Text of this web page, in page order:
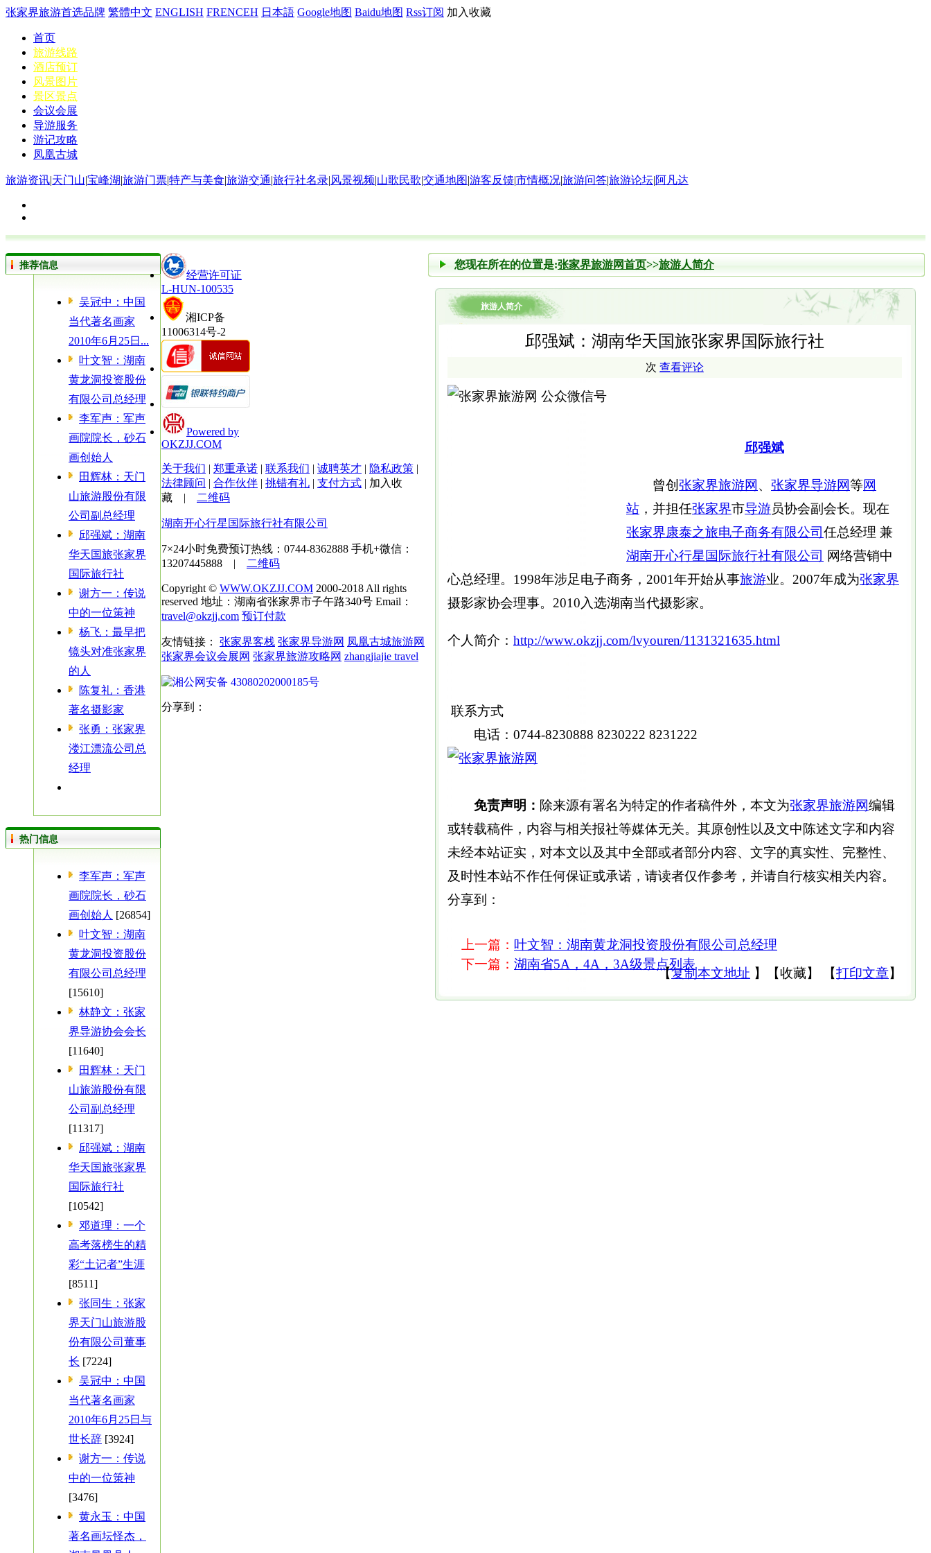
张家界旅游首选品牌 繁體中文 ENGLISH FRENCEH 日本語 Google地图 Baidu地图 Rss订阅 加入收藏
首页
旅游线路
酒店预订
风景图片
景区景点
会议会展
导游服务
游记攻略
凤凰古城
旅游资讯|天门山|宝峰湖|旅游门票|特产与美食|旅游交通|旅行社名录|风景视频|山歌民歌|交通地图|游客反馈|市情概况|旅游问答|旅游论坛|阿凡达
您现在所在的位置是:张家界旅游网首页>>旅游人简介
旅游人简介
邱强斌：湖南华天国旅张家界国际旅行社
次 查看评论
邱强斌
曾创 张家界旅游网 、 张家界导游网等网
站 ，并担任张家界市导游员协会副会长。现在
张家界康泰之旅电子商务有限公司任总经理 兼
湖南开心行星国际旅行社有限公司 网络营销中
心总经理。1998年涉足电子商务，2001年开始从事旅游业。2007年成为张家界
摄影家协会理事。2010入选湖南当代摄影家。
个人简介： http://www.okzjj.com/lvyouren/1131321635.html
联系方式
电话：0744-8230888 8230222 8231222
免责声明： 除来源有署名为特定的作者稿件外，本文为张家界旅游网编辑
或转载稿件，内容与相关报社等媒体无关。其原创性以及文中陈述文字和内容
未经本站证实，对本文以及其中全部或者部分内容、文字的真实性、完整性、
及时性本站不作任何保证或承诺，请读者仅作参考，并请自行核实相关内容。
分享到：
上一篇： 叶文智：湖南黄龙洞投资股份有限公司总经理
下一篇： 湖南省5A，4A，3A级景点列表
【复制本文地址 】 【收藏】 【打印文章】
推荐信息
吴冠中：中国
当代著名画家
2010年6月25日...
叶文智：湖南
黄龙洞投资股份
有限公司总经理
李军声：军声
画院院长，砂石
画创始人
田辉林：天门
山旅游股份有限
公司副总经理
邱强斌：湖南
华天国旅张家界
国际旅行社
谢方一：传说
中的一位策神
杨飞：最早把
镜头对准张家界
的人
陈复礼：香港
著名摄影家
张勇：张家界
溇江漂流公司总
经理
热门信息
李军声：军声
画院院长，砂石
画创始人 [26854]
叶文智：湖南
黄龙洞投资股份
有限公司总经理
[15610]
林静文：张家
界导游协会会长
[11640]
田辉林：天门
山旅游股份有限
公司副总经理
[11317]
邱强斌：湖南
华天国旅张家界
国际旅行社
[10542]
邓道理：一个
高考落榜生的精
彩“土记者”生涯
[8511]
张同生：张家
界天门山旅游股
份有限公司董事
长 [7224]
吴冠中：中国
当代著名画家
2010年6月25日与
世长辞 [3924]
谢方一：传说
中的一位策神
[3476]
黄永玉：中国
著名画坛怪杰，
经营许可证
L-HUN-100535
湘ICP备
11006314号-2
Powered by
OKZJJ.COM
关于我们 | 郑重承诺 | 联系我们 | 诚聘英才 | 隐私政策 |
法律顾问 | 合作伙伴 | 挑错有礼 | 支付方式 | 加入收
藏 | 二维码
湖南开心行星国际旅行社有限公司
7×24小时免费预订热线： 0744-8362888 手机+微信：
13207445888 |
二维码
Copyright © WWW.OKZJJ.COM 2000-2018 All rights
reserved 地址：湖南省张家界市子午路340号 Email：
travel@okzjj.com 预订付款
友情链接： 张家界客栈 张家界导游网 凤凰古城旅游网
张家界会议会展网 张家界旅游攻略网 zhangjiajie travel
湘公网安备 43080202000185号
分享到：